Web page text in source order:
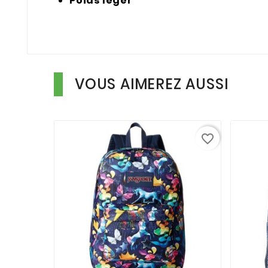
VOUS AIMEREZ AUSSI
favorite_border